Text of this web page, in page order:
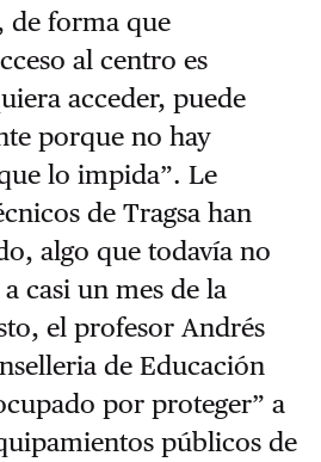
de forma que
al centro es
acceder, puede
porque no hay
lo impida”. Le
de Tragsa han
algo que todavía no
casi un mes de la
el profesor Andrés
de Educación
por proteger” a
públicos de